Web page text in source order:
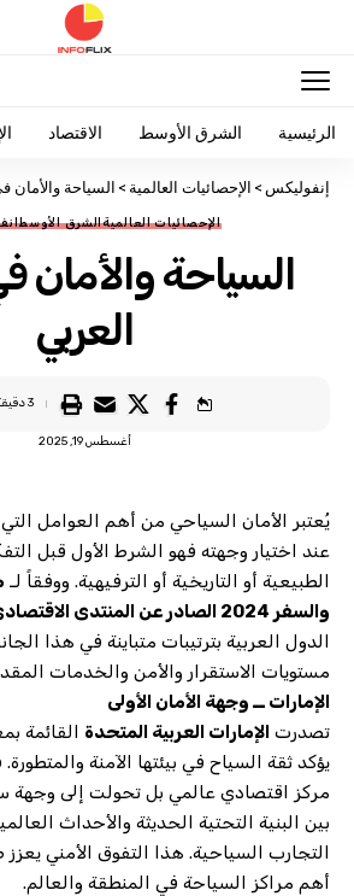
الرئيسية الشرق الأوسط الاقتصاد
إنفوليكس > الإحصائيات العالمية > السياحة والأمان
الإحصائيات العالميةالشرق الأوسط
السياحة والأمان
العربي
أغسطس 19, 2025
3 دقيقة للقراءة
يُعتبر الأمان السياحي من أهم العوامل
عند اختيار وجهته فهو الشرط الأول قبل
الطبيعية أو التاريخية أو الترفيهية. ووفقاً لـ
والسفر 2024 الصادر عن المنتدى الاقتصادي العالمي
الدول العربية بترتيبات متباينة في هذا
مستويات الاستقرار والأمن والخدمات
الإمارات ــ وجهة الأمان الأولى
تصدرت الإمارات العربية المتحدة
يؤكد ثقة السياح في بيئتها الآمنة
مركز اقتصادي عالمي بل تحولت إلى وجهة
بين البنية التحتية الحديثة والأحداث
التجارب السياحية. هذا التفوق الأمني يعزز
أهم مراكز السياحة في المنطقة والعالم.